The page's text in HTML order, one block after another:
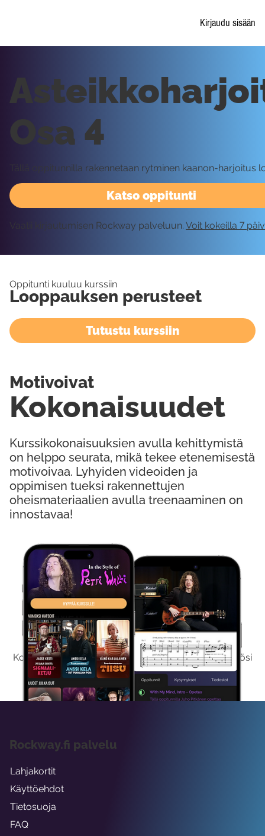
Kirjaudu sisään
Kokeile Ilmaiseksi
Kokeilemalla ilmaiseksi saat koko sisältömme käyttöösi
viikon ajaksi.
Katso oppitunti
Osa 4
Tällä oppitunnilla rakennetaan rytminen kaanon-harjoitus
Vaatii kirjautumisen Rockway palveluun. Voit kokeilla 7
Oppitunti kuuluu kurssiin
Looppauksen perusteet
Tutustu kurssiin
Kurssikokonaisuuksien avulla kehittymistä
on helppo seurata, mikä tekee etenemisestä
motivoivaa. Lyhyiden videoiden ja
oppimisen tueksi rakennettujen
oheismateriaalien avulla treenaaminen on
innostavaa!
Kokonaisuudet
Motivoivat
Rockway.fi palvelu
Lahjakortit
Käyttöehdot
Tietosuoja
FAQ